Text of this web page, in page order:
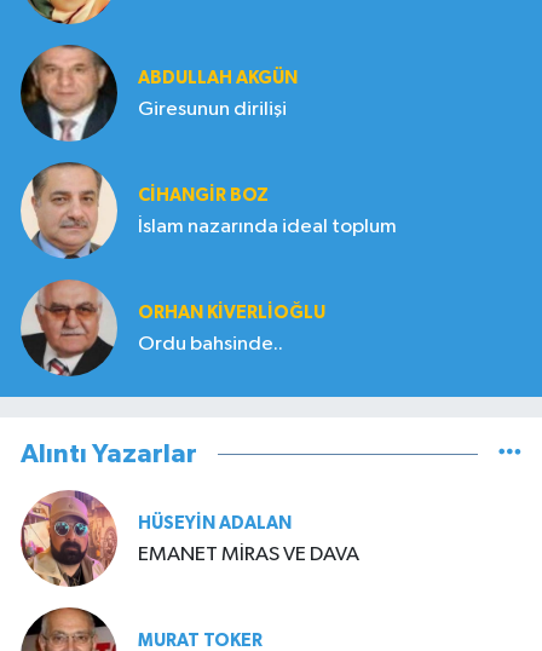
ABDULLAH AKGÜN
Giresunun dirilişi
CIHANGIR BOZ
İslam nazarında ideal toplum
ORHAN KIVERLIOĞLU
Ordu bahsinde..
Alıntı Yazarlar
HÜSEYIN ADALAN
EMANET MİRAS VE DAVA
MURAT TOKER